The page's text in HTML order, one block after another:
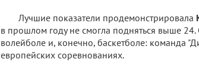
Лучшие показатели продемонстрировала
в прошлом году не смогла подняться выше
волейболе и, конечно, баскетболе: команда
европейских соревнованиях.